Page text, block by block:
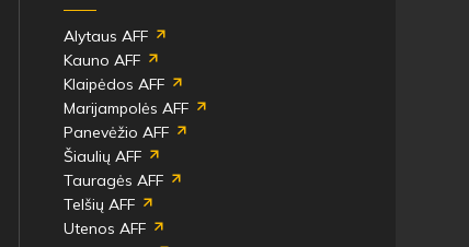
Alytaus AFF
Kauno AFF
Klaipėdos AFF
Marijampolės AFF
Panevėžio AFF
Šiaulių AFF
Tauragės AFF
Telšių AFF
Utenos AFF